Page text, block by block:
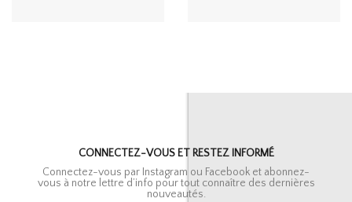
CONNECTEZ-VOUS ET RESTEZ INFORMÉ
Connectez-vous par Instagram ou Facebook et abonnez-
vous à notre lettre d’info pour tout connaître des dernières
nouveautés.